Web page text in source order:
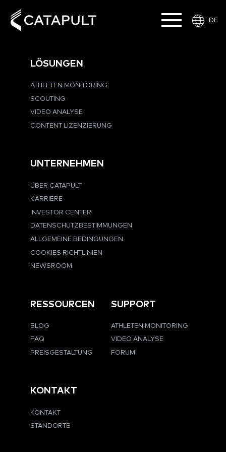
DE
LÖSUNGEN
ATHLETEN MONITORING
SCOUTING
VIDEO ANALYSE
CONTENT LIZENZIERUNG
UNTERNEHMEN
ÜBER CATAPULT
KARRIERE
INVESTOR CENTER
DATENSCHUTZBESTIMMUNGEN
ALLGEMEINE BEDINGUNGEN
COOKIES RICHTLINIEN
NEWSROOM
RESSOURCEN
BLOG
FAQ
PREISGESTALTUNG
SUPPORT
ATHLETEN MONITORING
VIDEO ANALYSE
FORUM
KONTAKT
KONTAKT
STANDORTE